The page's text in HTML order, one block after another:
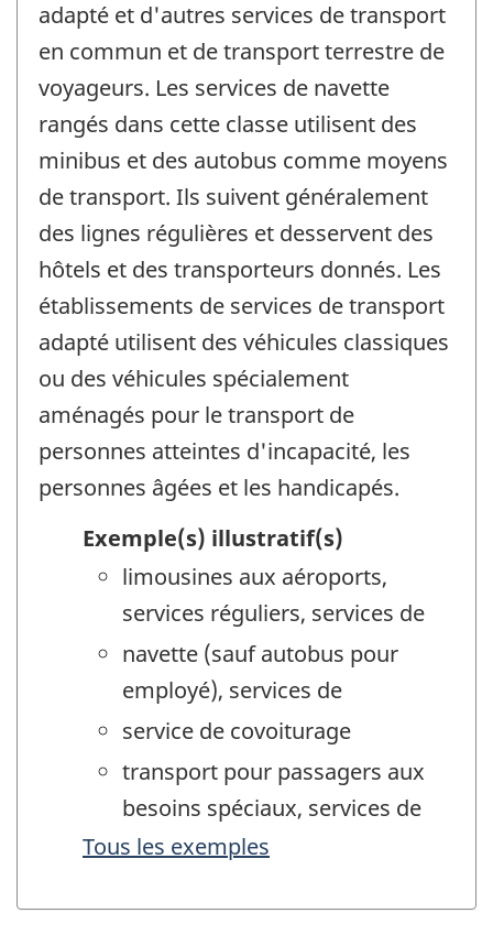
adapté et d'autres services de transport
en commun et de transport terrestre de
voyageurs. Les services de navette
rangés dans cette classe utilisent des
minibus et des autobus comme moyens
de transport. Ils suivent généralement
des lignes régulières et desservent des
hôtels et des transporteurs donnés. Les
établissements de services de transport
adapté utilisent des véhicules classiques
ou des véhicules spécialement
aménagés pour le transport de
personnes atteintes d'incapacité, les
personnes âgées et les handicapés.
Exemple(s) illustratif(s)
limousines aux aéroports,
services réguliers, services de
navette (sauf autobus pour
employé), services de
service de covoiturage
transport pour passagers aux
besoins spéciaux, services de
Tous les exemples